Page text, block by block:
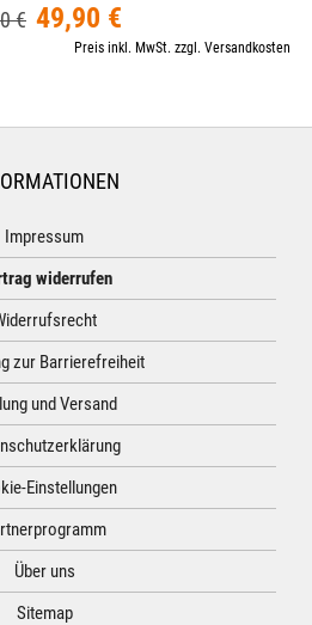
€ 49,90 €
Preis inkl. MwSt. zzgl. Versandkosten
Impressum
widerrufen
zur Barrierefreiheit
und Versand
Einstellungen
Über uns
Sitemap